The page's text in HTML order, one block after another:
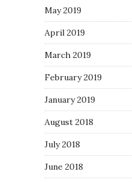
May 2019
April 2019
March 2019
February 2019
January 2019
August 2018
July 2018
June 2018